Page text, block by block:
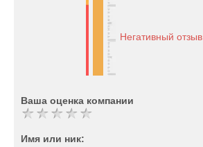
Негативный отзыв
Ваша оценка компании
Имя или ник: